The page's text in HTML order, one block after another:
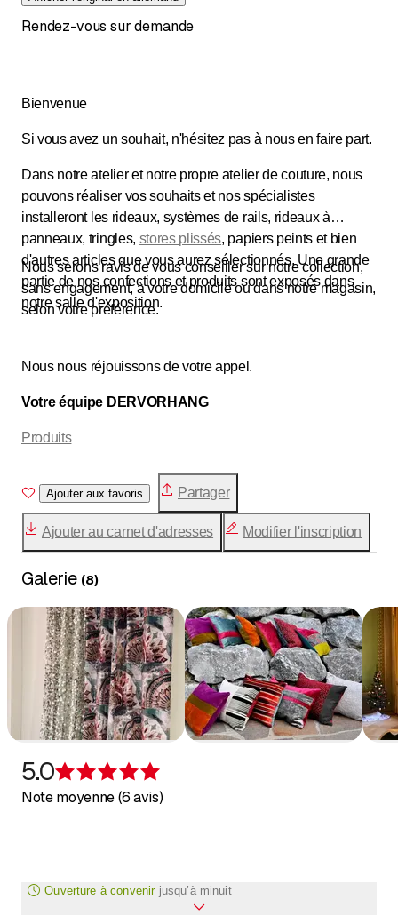
Rendez-vous sur demande
Bienvenue
Si vous avez un souhait, n'hésitez pas à nous en faire part.
Dans notre atelier et notre propre atelier de couture, nous
pouvons réaliser vos souhaits et nos spécialistes
installeront les rideaux, systèmes de rails, rideaux à
panneaux, tringles, stores plissés, papiers peints et bien
d'autres articles que vous aurez sélectionnés. Une grande
partie de nos confections et produits sont exposés dans
notre salle d'exposition.
Nous serons ravis de vous conseiller sur notre collection,
sans engagement, à votre domicile ou dans notre magasin,
selon votre préférence.
Nous nous réjouissons de votre appel.
Votre équipe DERVORHANG
Produits
Ajouter aux favoris Partager
Ajouter au carnet d'adresses Modifier l'inscription
Galerie (8)
5.0
Note moyenne (6 avis)
Ouverture à convenir jusqu’à minuit